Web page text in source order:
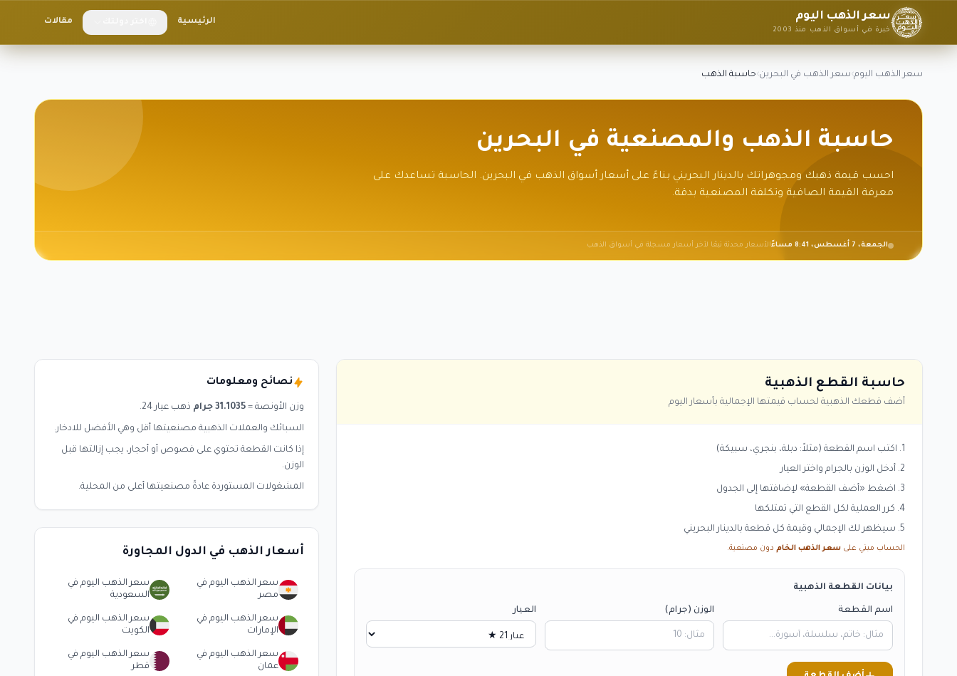
سعر الذهب اليوم
خبرة في أسواق الذهب منذ 2003
الرئيسية مقالات
سعر الذهب اليوم›سعر الذهب في البحرين›حاسبة الذهب
حاسبة الذهب والمصنعية في البحرين
احسب قيمة ذهبك ومجوهراتك بالدينار البحريني بناءً على أسعار أسواق الذهب في البحرين. الحاسبة تساعدك على
معرفة القيمة الصافية وتكلفة المصنعية بدقة.
الجمعة، 7 أغسطس، 8:41 مساءً الأسعار محدثة تبعًا لآخر أسعار مسجلة في أسواق الذهب
حاسبة القطع الذهبية
أضف قطعك الذهبية لحساب قيمتها الإجمالية بأسعار اليوم
اكتب اسم القطعة (مثلاً: دبلة، بنجري، سبيكة)
أدخل الوزن بالجرام واختر العيار
اضغط «أضف القطعة» لإضافتها إلى الجدول
كرر العملية لكل القطع التي تمتلكها
سيظهر لك الإجمالي وقيمة كل قطعة بالدينار البحريني
الحساب مبني على سعر الذهب الخام دون مصنعية.
بيانات القطعة الذهبية
اسم القطعة الوزن (جرام) العيار
نصائح ومعلومات
وزن الأونصة = 31.1035 جرام ذهب عيار 24.
السبائك والعملات الذهبية مصنعيتها أقل وهي الأفضل للادخار.
إذا كانت القطعة تحتوي على فصوص أو أحجار، يجب إزالتها قبل
الوزن.
المشغولات المستوردة عادةً مصنعيتها أعلى من المحلية.
أسعار الذهب في الدول المجاورة
سعر الذهب اليوم في
مصر
سعر الذهب اليوم في
السعودية
سعر الذهب اليوم في
الإمارات
سعر الذهب اليوم في
الكويت
سعر الذهب اليوم في
عمان
سعر الذهب اليوم في
قطر